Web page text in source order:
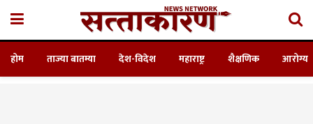
होम ताज्या बातम्या देश-विदेश महाराष्ट्र शैक्षणिक आरोग्य